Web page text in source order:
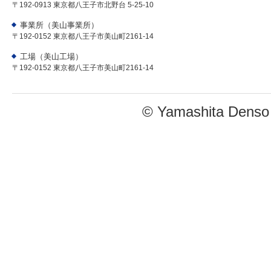
〒192-0913 東京都八王子市北野台 5-25-10
事業所（美山事業所）
〒192-0152 東京都八王子市美山町2161-14
工場（美山工場）
〒192-0152 東京都八王子市美山町2161-14
© Yamashita